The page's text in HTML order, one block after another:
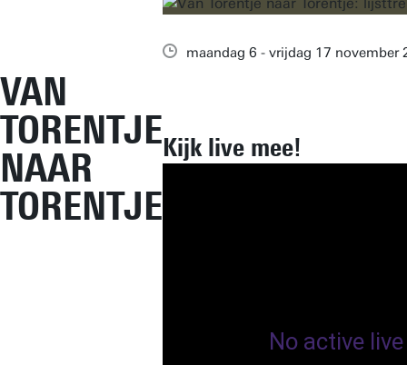
VAN
TORENTJE
NAAR
TORENTJE
maandag 6 - vrijdag 17 november
Kijk live mee!